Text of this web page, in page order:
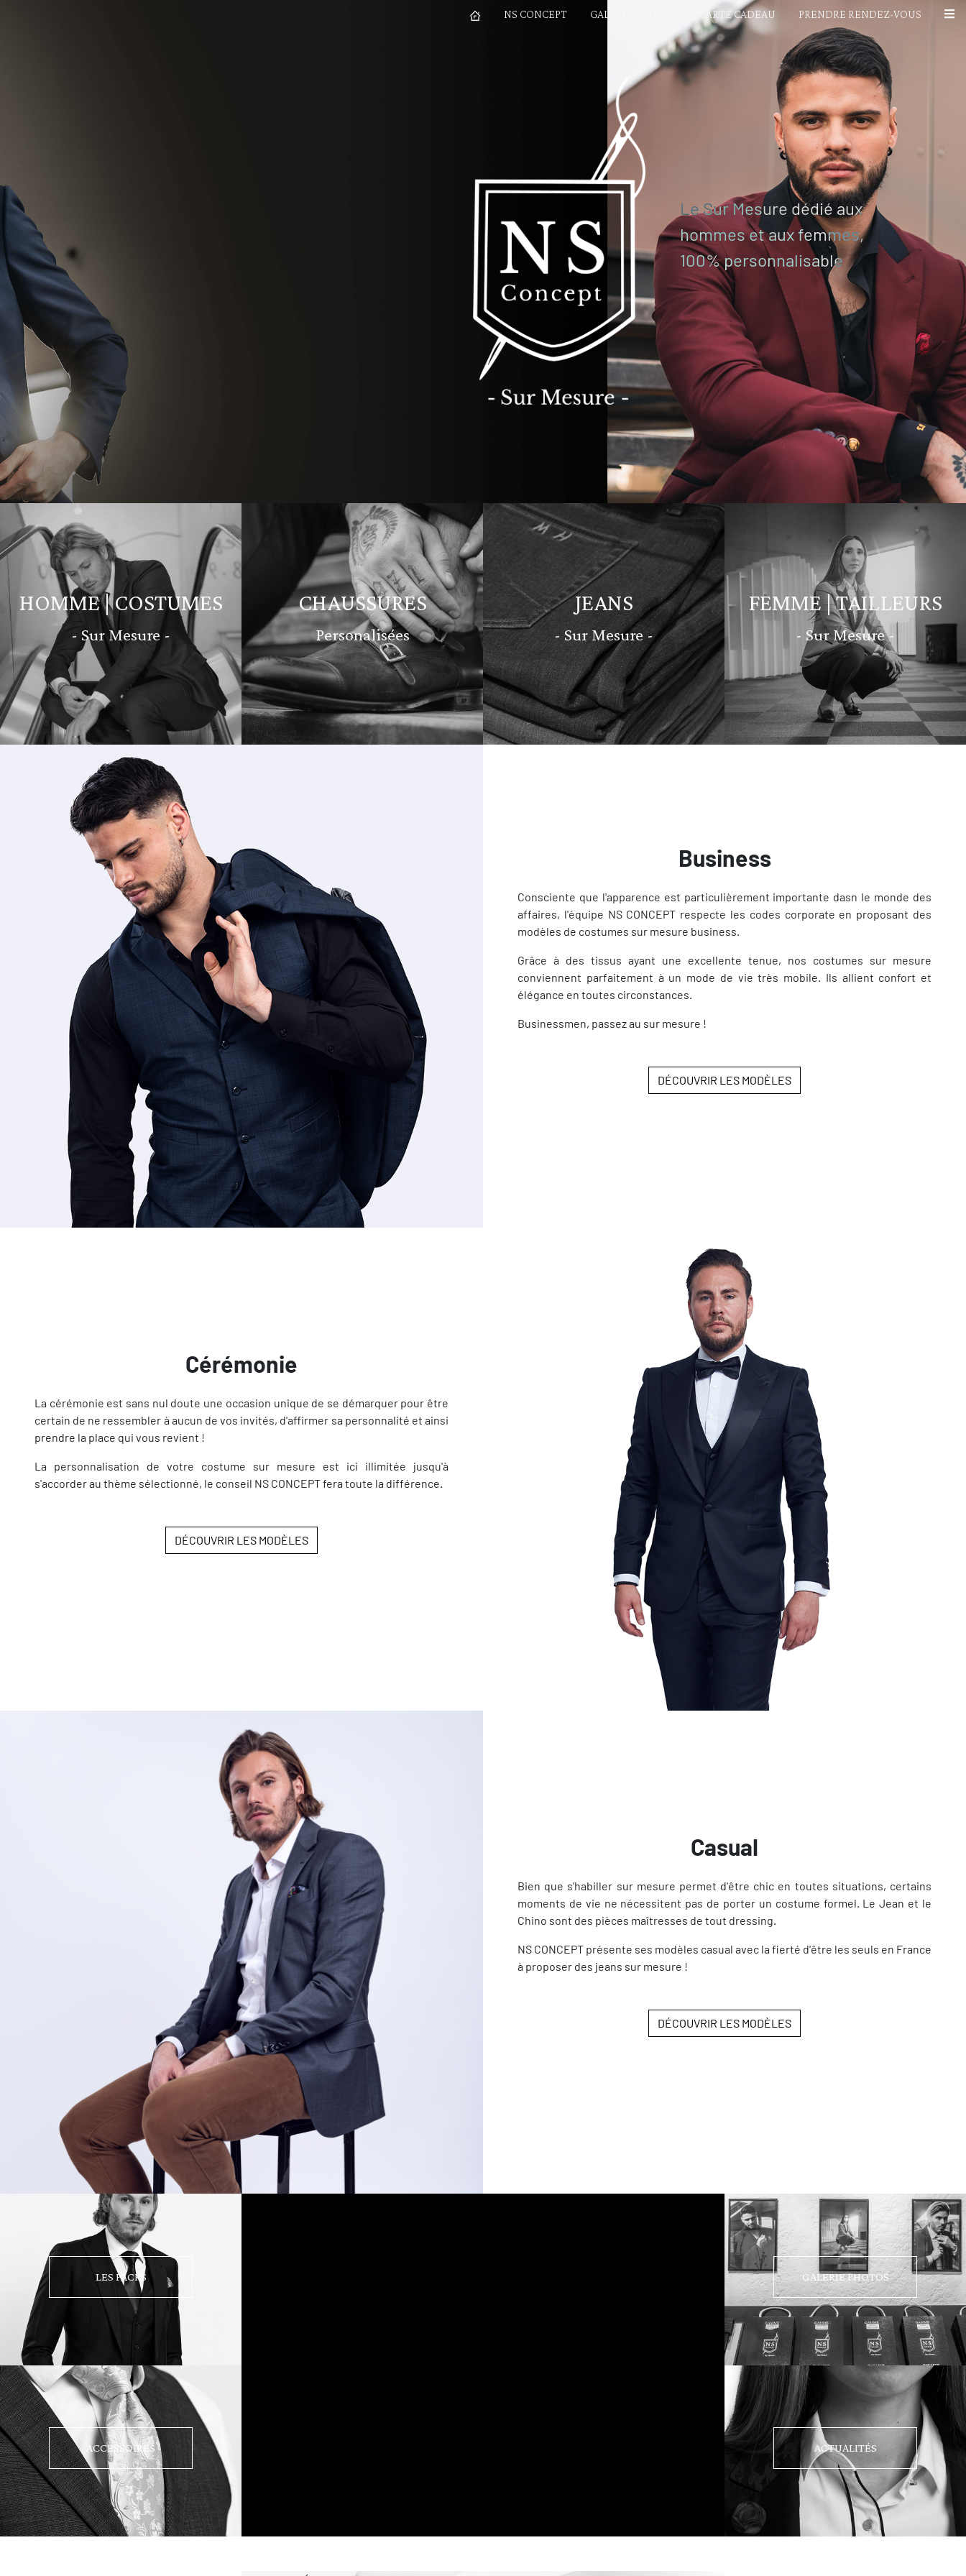
NS CONCEPT GALERIE PHOTOS CARTE CADEAU PRENDRE RENDEZ-VOUS
Le Sur Mesure dédié aux
hommes et aux femmes,
100% personnalisable
HOMME | COSTUMES
- Sur Mesure -
CHAUSSURES
Personalisées
JEANS
- Sur Mesure -
FEMME | TAILLEURS
- Sur Mesure -
Business
Consciente que l'apparence est particulièrement importante dasn le monde des
affaires, l'équipe NS CONCEPT respecte les codes corporate en proposant des
modèles de costumes sur mesure business.
Grâce à des tissus ayant une excellente tenue, nos costumes sur mesure
conviennent parfaitement à un mode de vie très mobile. Ils allient confort et
élégance en toutes circonstances.
Businessmen, passez au sur mesure !
DÉCOUVRIR LES MODÈLES
Cérémonie
La cérémonie est sans nul doute une occasion unique de se démarquer pour être
certain de ne ressembler à aucun de vos invités, d'affirmer sa personnalité et ainsi
prendre la place qui vous revient !
La personnalisation de votre costume sur mesure est ici illimitée jusqu'à
s'accorder au thème sélectionné, le conseil NS CONCEPT fera toute la différence.
DÉCOUVRIR LES MODÈLES
Casual
Bien que s'habiller sur mesure permet d'être chic en toutes situations, certains
moments de vie ne nécessitent pas de porter un costume formel. Le Jean et le
Chino sont des pièces maîtresses de tout dressing.
NS CONCEPT présente ses modèles casual avec la fierté d'être les seuls en France
à proposer des jeans sur mesure !
DÉCOUVRIR LES MODÈLES
LES PACKS
ACCESSOIRES
GALERIE PHOTOS
ACTUALITÉS